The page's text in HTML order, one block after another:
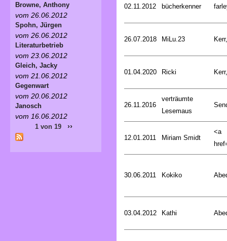
02.11.2012 bücherkenner
26.07.2018 MiLu.23
01.04.2020 Ricki
26.11.2016
verträumte
Lesemaus
12.01.2011 Miriam Smidt
<a
30.06.2011 Kokiko
03.04.2012 Kathi
Browne, Anthony
vom 26.06.2012
Spohn, Jürgen
vom 26.06.2012
Literaturbetrieb
vom 23.06.2012
Gleich, Jacky
vom 21.06.2012
Gegenwart
vom 20.06.2012
Janosch
vom 16.06.2012
1 von 19 ››